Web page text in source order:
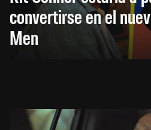
convertirse en el
Men